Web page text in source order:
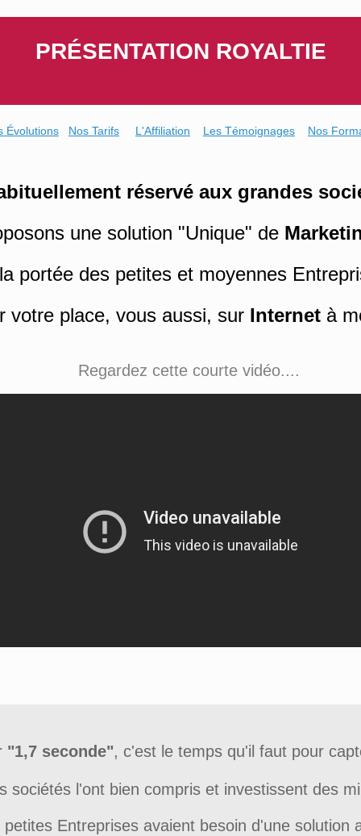
to
PRÉSENTATION ROYALTIE
Évolutions Nos Tarifs L'Affiliation Les Témoignages Nos
réservé aux grandes
une solution "Unique" de
portée des petites et moyennes
votre place, vous aussi, sur Internetà
Regardez cette courte vidéo....
"1,7 seconde", c'est le temps qu'il faut pour
sociétés l'ont bien compris et investissent des
Entreprises avaient besoin d'une